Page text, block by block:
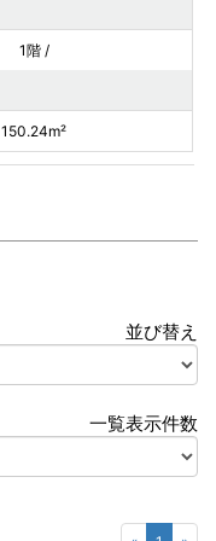
1階 /
150.24m²
並び替え
一覧表示件数